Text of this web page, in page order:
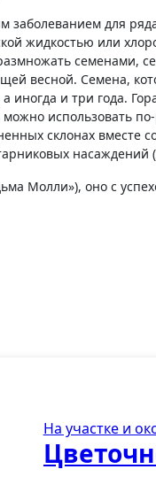
для
жидкостью или
семенами,
весной. Семена,
иногда и три года.
использовать
склонах вместе
насаждений
На участке и